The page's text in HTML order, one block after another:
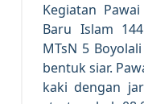
Kegiatan
Baru Islam
MTsN 5
bentuk siar.
kaki dengan